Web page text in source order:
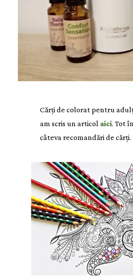
Cărți de colorat pentru
am scris un articol aici. Tot
câteva recomandări de cărți.